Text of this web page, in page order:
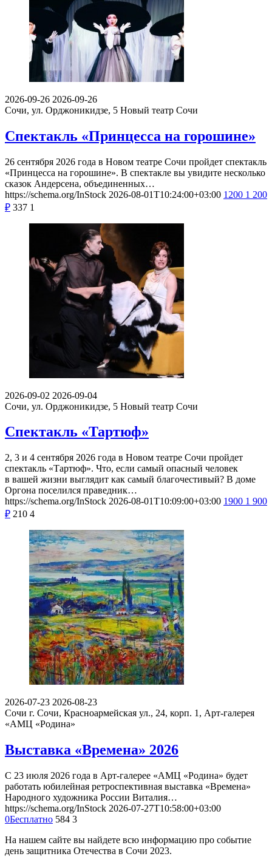
2026-09-26 2026-09-26
Сочи, ул. Орджоникидзе, 5 Новый театр Сочи
Спектакль «Принцесса на горошине»
26 сентября 2026 года в Новом театре Сочи пройдет спектакль
«Принцесса на горошине». В спектакле вы увидите несколько
сказок Андерсена, объединенных…
https://schema.org/InStock 2026-08-01T10:24:00+03:00 1200 1 200
₽ 337 1
2026-09-02 2026-09-04
Сочи, ул. Орджоникидзе, 5 Новый театр Сочи
Спектакль «Тартюф»
2, 3 и 4 сентября 2026 года в Новом театре Сочи пройдет
спектакль «Тартюф». Что, если самый опасный человек
в вашей жизни выглядит как самый благочестивый? В доме
Оргона поселился праведник…
https://schema.org/InStock 2026-08-01T10:09:00+03:00 1900 1 900
₽ 210 4
2026-07-23 2026-08-23
Сочи г. Сочи, Красноармейская ул., 24, корп. 1, Арт-галерея
«АМЦ «Родина»
Выставка «Времена» 2026
С 23 июля 2026 года в Арт-галерее «АМЦ «Родина» будет
работать юбилейная ретроспективная выставка «Времена»
Народного художника России Виталия…
https://schema.org/InStock 2026-07-27T10:58:00+03:00
0Бесплатно 584 3
На нашем сайте вы найдете всю информацию про событие
день защитника Отечества в Сочи 2023.